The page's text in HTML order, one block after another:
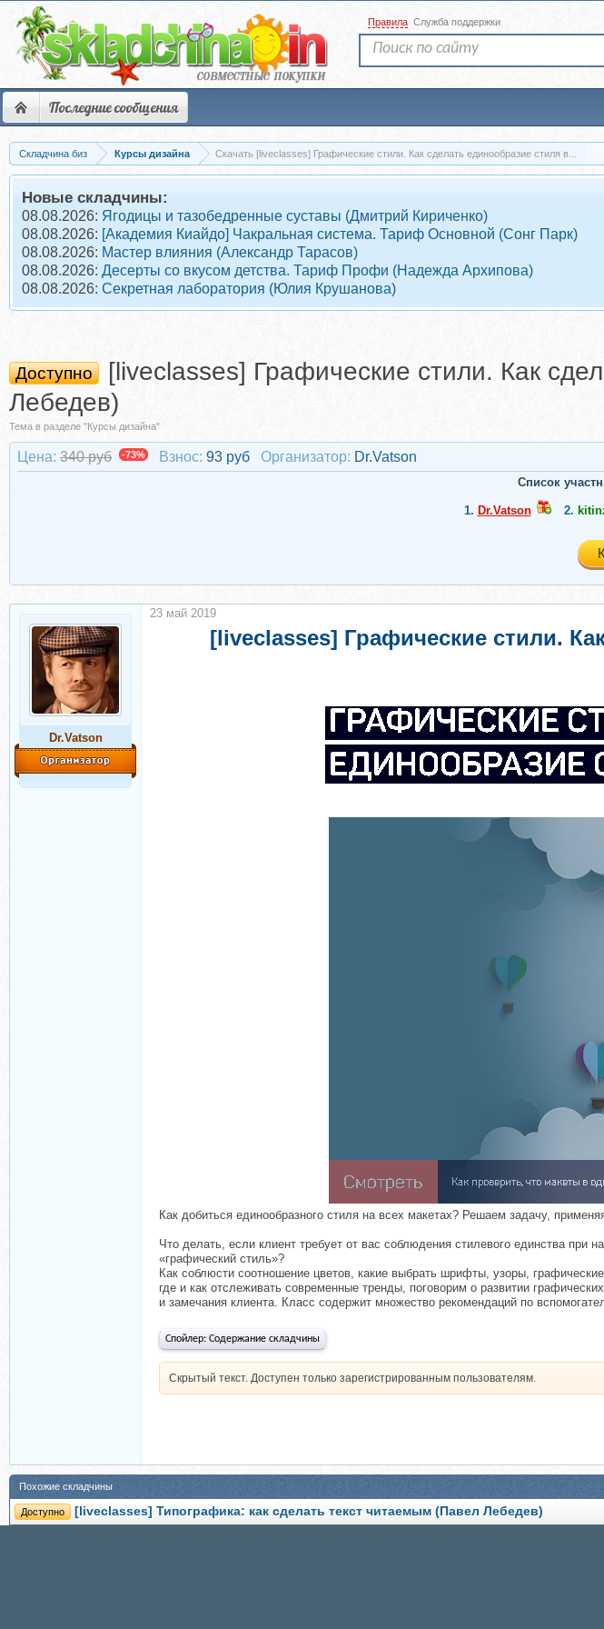
Последние сообщения
Правила Служба поддержки
Складчина биз Курсы дизайна Скачать [liveclasses] Графические стили. Как сделать единообразие стиля в...
Новые складчины:
08.08.2026: Ягодицы и тазобедренные суставы (Дмитрий Кириченко)
08.08.2026: [Академия Киайдо] Чакральная система. Тариф Основной (Сонг Парк)
08.08.2026: Мастер влияния (Александр Тарасов)
08.08.2026: Десерты со вкусом детства. Тариф Профи (Надежда Архипова)
08.08.2026: Секретная лаборатория (Юлия Крушанова)
Доступно
[liveclasses] Графические стили. Как
Лебедев)
Тема в разделе "Курсы дизайна"
Цена: 340 руб -73% Взнос: 93 руб Организатор: Dr.Vatson
Список
1. Dr.Vatson 2.
Dr.Vatson
[liveclasses] Графические стили.
Как добиться единообразного стиля на всех макетах? Решаем задачу,
Что делать, если клиент требует от вас соблюдения стилевого единства при
«графический стиль»?
Как соблюсти соотношение цветов, какие выбрать шрифты, узоры,
где и как отслеживать современные тренды, поговорим о развитии
и замечания клиента. Класс содержит множество рекомендаций по
Спойлер: Содержание складчины
Скрытый текст. Доступен только зарегистрированным пользователям.
23 май 2019
Похожие складчины
Доступно [liveclasses] Типографика: как сделать текст читаемым (Павел Лебедев)